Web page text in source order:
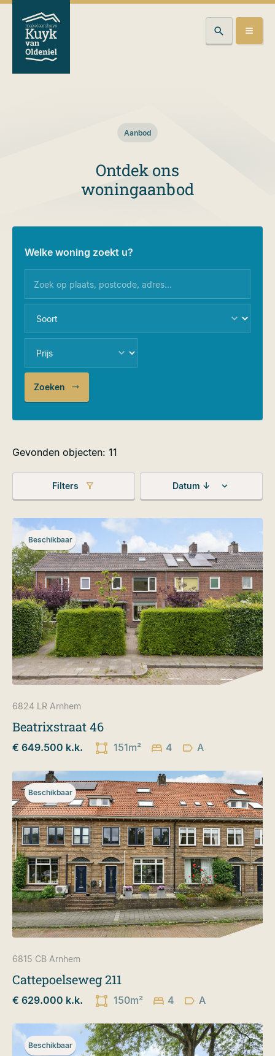
Aanbod
Ontdek ons
woningaanbod
Welke woning zoekt u?
Zoeken
Gevonden objecten: 11
Filters Datum ↓
Beschikbaar
6824 LR Arnhem
Beatrixstraat 46
€ 649.500 k.k. 151m² 4 A
Beschikbaar
6815 CBArnhem
Cattepoelseweg 211
€ 629.000 k.k. 150m² 4 A
Beschikbaar